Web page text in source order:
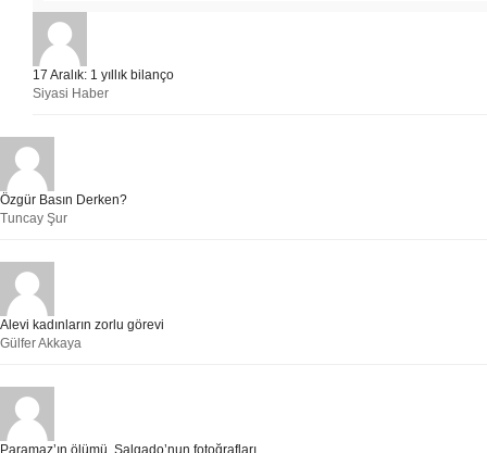
17 Aralık: 1 yıllık bilanço
Siyasi Haber
Özgür Basın Derken?
Tuncay Şur
Alevi kadınların zorlu görevi
Gülfer Akkaya